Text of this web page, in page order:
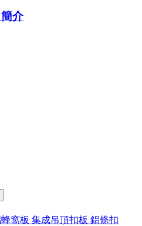
介
窩板 集成吊頂扣板 鋁條扣